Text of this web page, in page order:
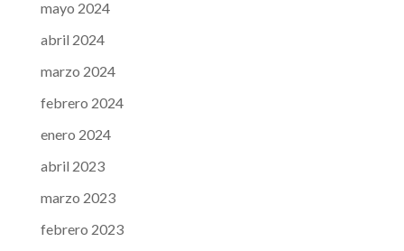
mayo 2024
abril 2024
marzo 2024
febrero 2024
enero 2024
abril 2023
marzo 2023
febrero 2023